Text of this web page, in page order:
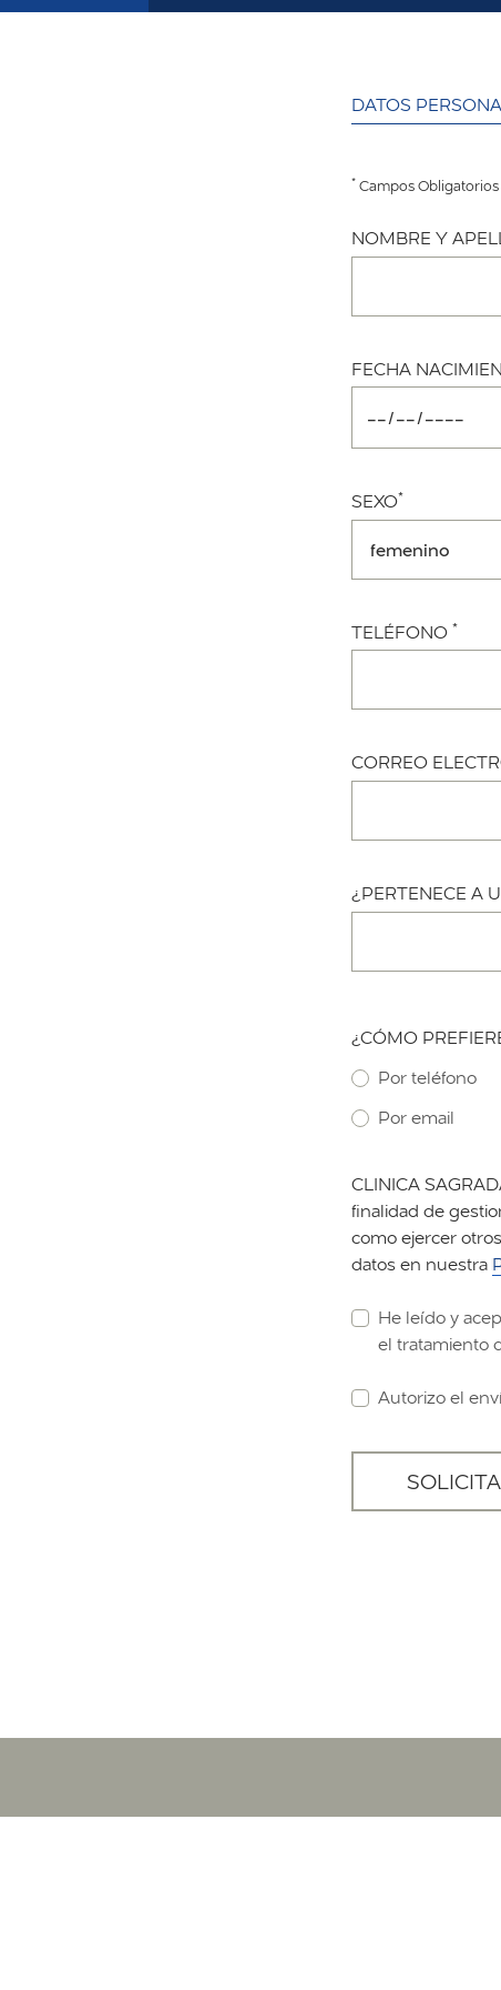
DATOS
* Campos Obligatorios
NOMBRE Y
FECHA
SEXO*
TELÉFONO*
CORREO
¿PERTENECE A
¿CÓMO
Por teléfono
Por email
CLINICA
finalidad de
como ejercer
datos en nuestra
He leído y
el tratamiento
Autorizo el